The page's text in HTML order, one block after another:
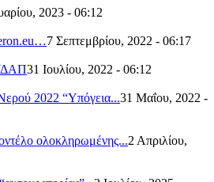
2023 - 06:12
7 Σεπτεμβρίου, 2022 - 06:17
31 Ιουλίου, 2022 - 06:12
2022 “Υπόγεια...31 Μαΐου, 2022 -
ολοκληρωμένης...2 Απριλίου,